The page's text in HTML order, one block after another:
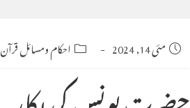
Post
published:
مئی 14, 2024 Post
category:
احکام ومسائل قرآن